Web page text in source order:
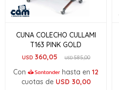
CUNA COLECHO CULLAMI
T163 PINK GOLD
USD 360,05 USD585,00
Con hasta en 12
cuotas de USD 30,00